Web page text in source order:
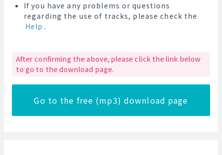
If you have any problems or questions
regarding the use of tracks, please check the
Help .
After confirming the above, please click the link below
to go to the download page.
Go to the free (mp3) download page